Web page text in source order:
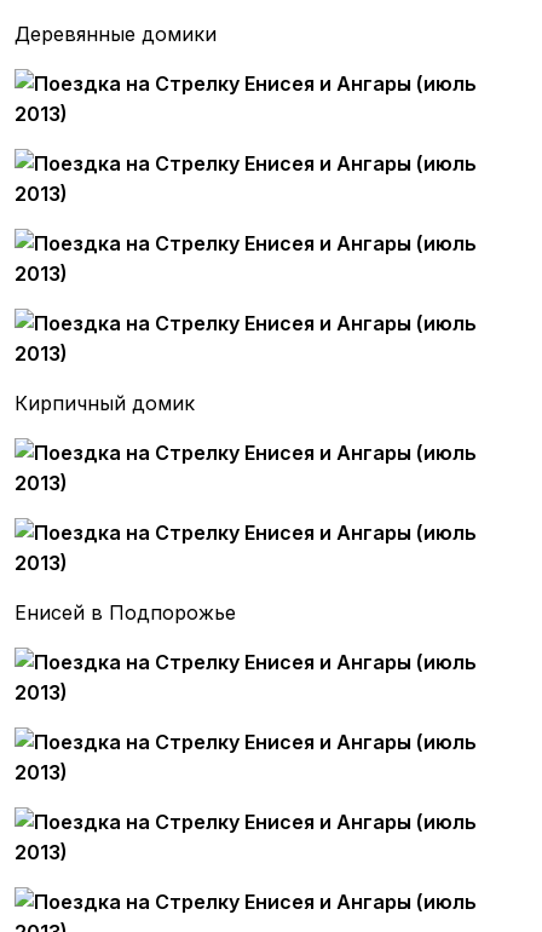
Деревянные домики
Кирпичный домик
Енисей в Подпорожье